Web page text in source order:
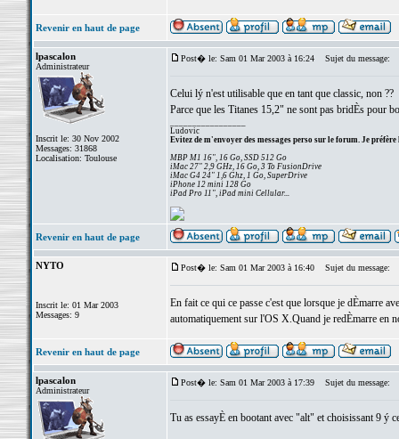
Revenir en haut de page
lpascalon
Administrateur
Inscrit le: 30 Nov 2002
Messages: 31868
Localisation: Toulouse
Post� le: Sam 01 Mar 2003 à 16:24 Sujet du message:
Celui lý n'est utilisable que en tant que classic, non ??
Parce que les Titanes 15,2" ne sont pas bridÈs pour
Ludovic
Evitez de m'envoyer des messages perso sur le forum. Je préfère
MBP M1 16", 16 Go, SSD 512 Go
iMac 27" 2,9 GHz, 16 Go, 3 To FusionDrive
iMac G4 24" 1,6 Ghz, 1 Go, SuperDrive
iPhone 12 mini 128 Go
iPad Pro 11", iPad mini Cellular...
Revenir en haut de page
NYTO
Inscrit le: 01 Mar 2003
Messages: 9
Post� le: Sam 01 Mar 2003 à 16:40 Sujet du message:
En fait ce qui ce passe c'est que lorsque je dÈmarre
automatiquement sur l'OS X.Quand je redÈmarre
Revenir en haut de page
lpascalon
Administrateur
Post� le: Sam 01 Mar 2003 à 17:39 Sujet du message:
Tu as essayÈ en bootant avec "alt" et choisissant 9 ý